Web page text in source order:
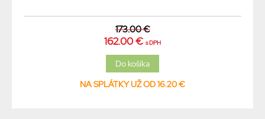
173.00 €
162.00 € s DPH
NA SPLÁTKY UŽ OD 16.20 €